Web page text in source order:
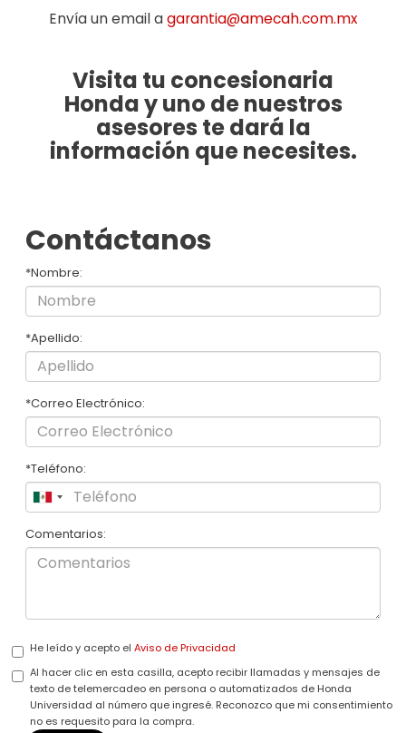
Envía un email agarantia@amecah.com.mx
Visita tu concesionaria
Honda y uno de nuestros
asesores te dará la
información que necesites.
Contáctanos
*Nombre:
*Apellido:
*Correo Electrónico:
*Teléfono:
Comentarios:
He leído y acepto el Aviso de Privacidad
Al hacer clic en esta casilla, acepto recibir llamadas y mensajes de
texto de telemercadeo en persona o automatizados de Honda
Universidad al número que ingresé. Reconozco que mi consentimiento
no es requesito para la compra.